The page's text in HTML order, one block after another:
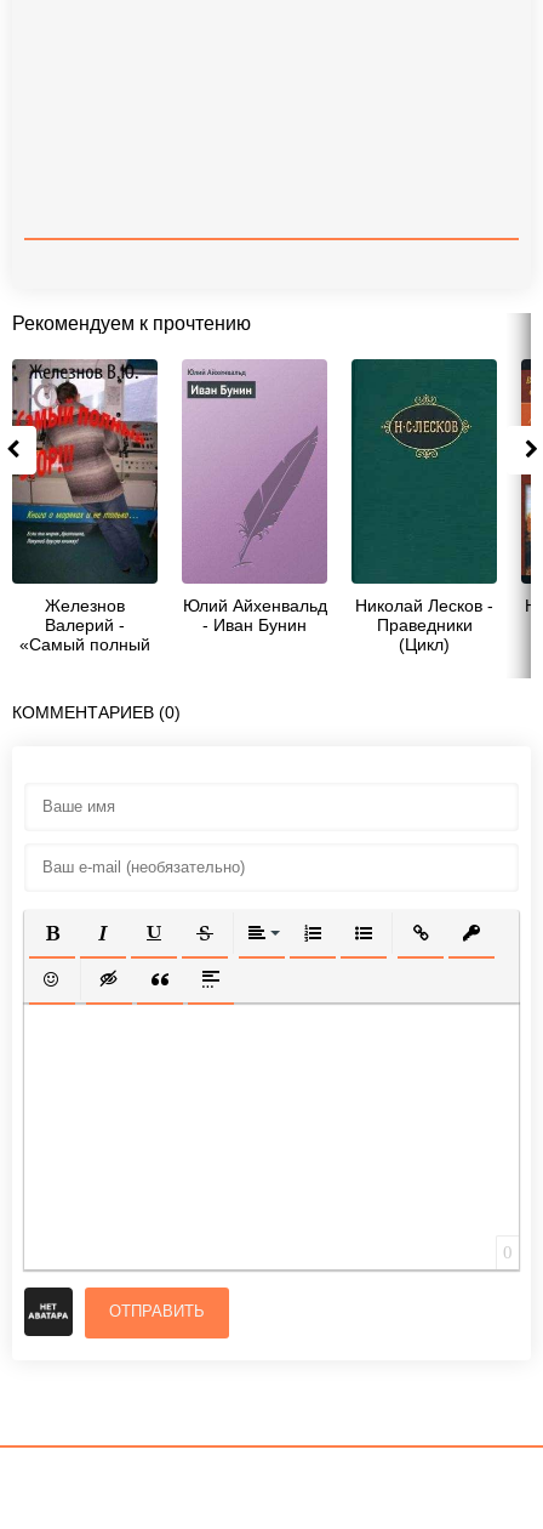
Рекомендуем к прочтению
Железнов
Валерий -
«Самый полный
Юлий Айхенвальд
- Иван Бунин
Николай Лесков -
Праведники
(Цикл)
КОММЕНТАРИЕВ (0)
ПОЛУЖИРНЫЙ
КУРСИВПОДЧЕРКНУТЫЙ
ЗАЧЕРКНУТЫЙВЫРАВНИВАНИЕ
НУМЕРОВАННЫЙ СПИСОК
МАРКИРОВАННЫЙ
ВСТАВИТЬ
ВСТАВИТЬ СМАЙЛИК
ВСТАВКА СКРЫТОГО ТЕКСТА
ВСТАВКА ЦИТАТЫ
ВСТАВКА СПОЙЛЕРА
0
ОТПРАВИТЬ